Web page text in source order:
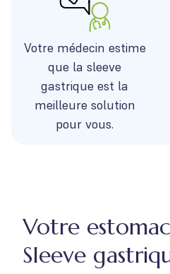
Votre médecin estime
que la sleeve
gastrique est la
meilleure solution
pour vous.
Votre
Sleeve